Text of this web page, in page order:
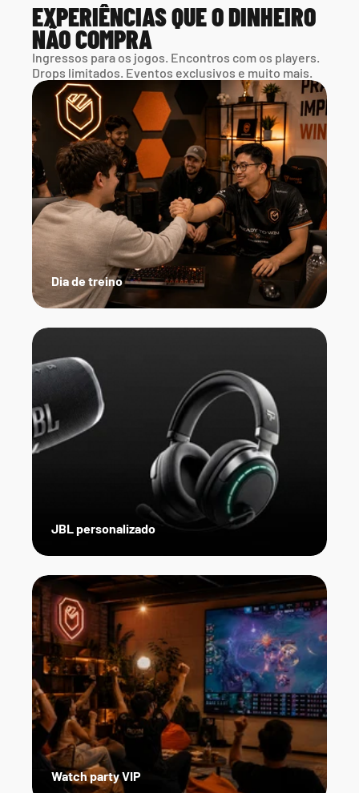
EXPERIÊNCIAS QUE O DINHEIRO
NÃO COMPRA
Ingressos para os jogos. Encontros com os players.
Drops limitados. Eventos exclusivos e muito mais.
Watch party VIP
JBL personalizado
Dia de treino